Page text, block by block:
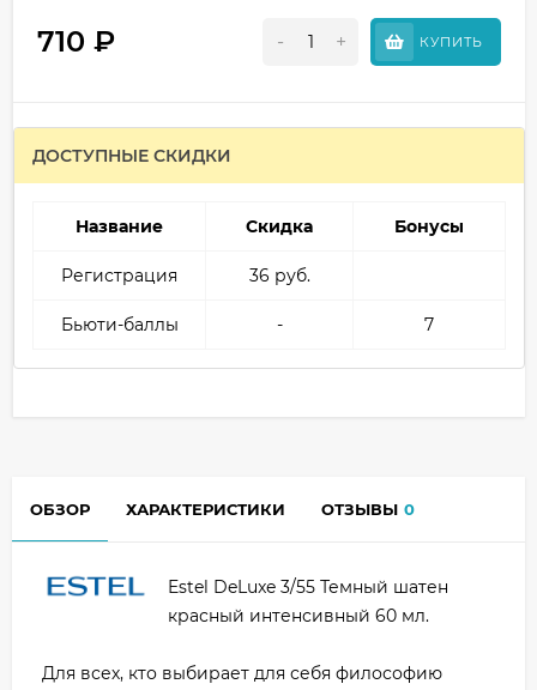
710 ₽ - + КУПИТЬ
ДОСТУПНЫЕ СКИДКИ
Название Скидка Бонусы
Регистрация 36 руб.
Бьюти-баллы - 7
ОБЗОР ХАРАКТЕРИСТИКИ ОТЗЫВЫ 0
Estel DeLuxe 3/55 Темный шатен
красный интенсивный 60 мл.
Для всех, кто выбирает для себя философию